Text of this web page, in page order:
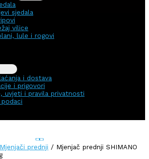
sjedala
vilice
lule i rogovi
i dostava
i prigovori
uvjeti i pravila privatnosti
Mjenjači prednji / Mjenjač prednji SHIMANO